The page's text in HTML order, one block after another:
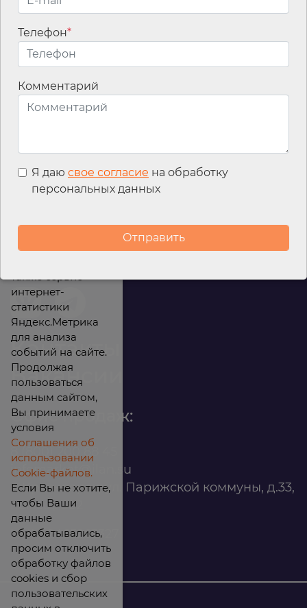
Email*
Контакты
Вакансии
Офис продаж:
infomarket@ilan.su
г. Красноярск, ул. Парижской коммуны, д.33,
помещ. 302
ИНН: 2465263327
Телефон*
Комментарий
Я даю свое согласие на обработку
персональных данных
файлы cookies для
улучшения
также сервис
интернет-
статистики
Яндекс.Метрика
для анализа
событий на сайте.
Продолжая
пользоваться
данным сайтом,
Вы принимаете
условия
Соглашения об
использовании
Cookie-файлов.
Если Вы не хотите,
чтобы Ваши
данные
обрабатывались,
просим отключить
обработку файлов
cookies и сбор
пользовательских